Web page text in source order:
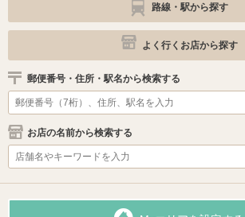
路線・駅から探す
よく行くお店から探す
郵便番号・住所・駅名から検索する
お店の名前から検索する